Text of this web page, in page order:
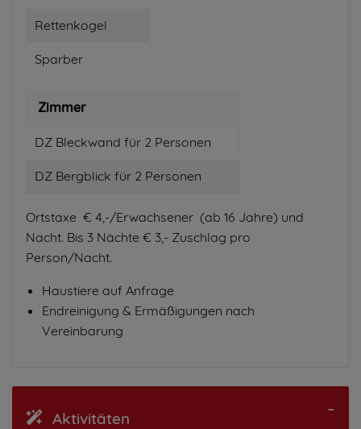
Rettenkogel
Sparber
Zimmer
DZ Bleckwand für 2 Personen
DZ Bergblick für 2 Personen
Ortstaxe € 4,-/Erwachsener (ab 16 Jahre) und
Nacht. Bis 3 Nächte € 3,- Zuschlag pro
Person/Nacht.
Haustiere auf Anfrage
Endreinigung & Ermäßigungen nach
Vereinbarung
Aktivitäten